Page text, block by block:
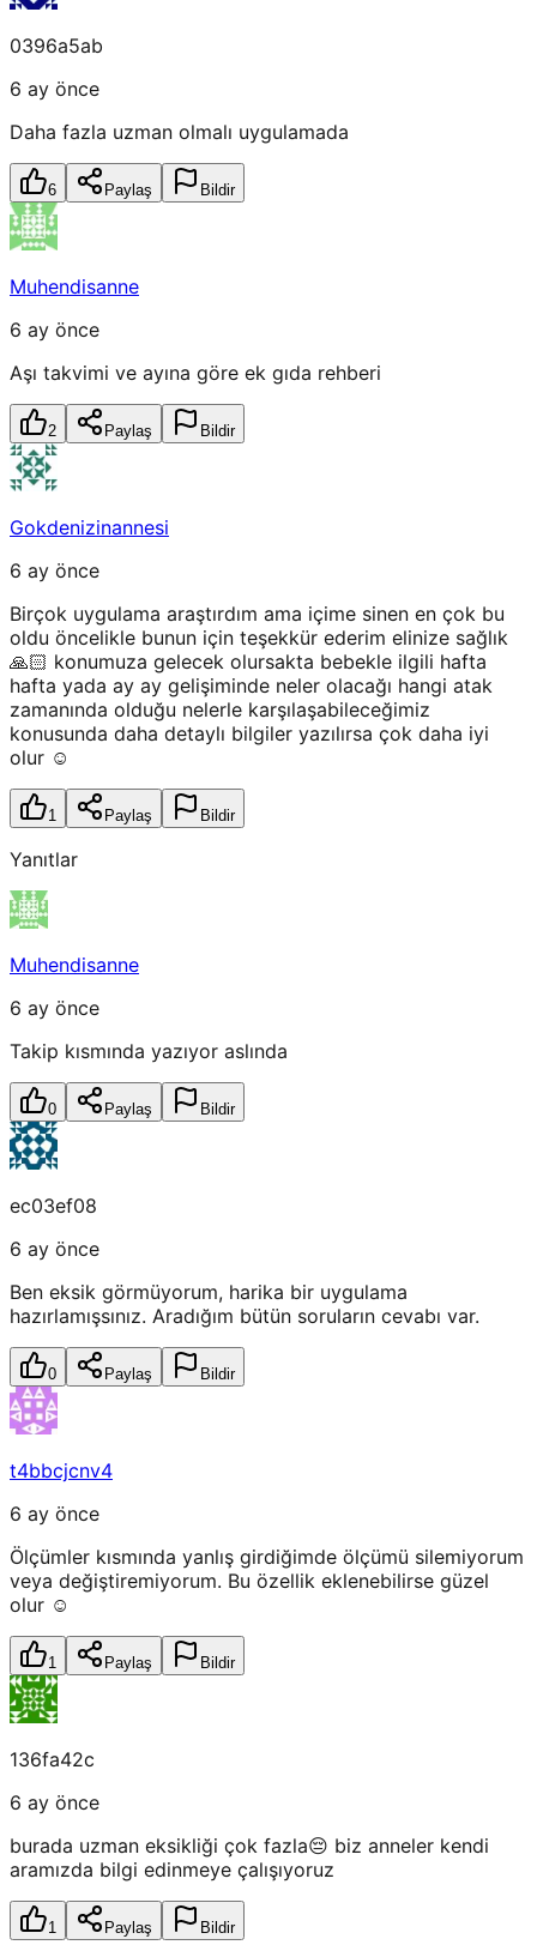
0396a5ab
6 ay önce
Daha fazla uzman olmalı uygulamada
6 Paylaş Bildir
Muhendisanne
6 ay önce
Aşı takvimi ve ayına göre ek gıda rehberi
2 Paylaş Bildir
Gokdenizinannesi
6 ay önce
Birçok uygulama araştırdım ama içime sinen en çok bu
oldu öncelikle bunun için teşekkür ederim elinize sağlık
🙏🏻 konumuza gelecek olursakta bebekle ilgili hafta
hafta yada ay ay gelişiminde neler olacağı hangi atak
zamanında olduğu nelerle karşılaşabileceğimiz
konusunda daha detaylı bilgiler yazılırsa çok daha iyi
olur ☺️
1 Paylaş Bildir
Yanıtlar
Muhendisanne
6 ay önce
Takip kısmında yazıyor aslında
0 Paylaş Bildir
ec03ef08
6 ay önce
Ben eksik görmüyorum, harika bir uygulama
hazırlamışsınız. Aradığım bütün soruların cevabı var.
0 Paylaş Bildir
t4bbcjcnv4
6 ay önce
Ölçümler kısmında yanlış girdiğimde ölçümü silemiyorum
veya değiştiremiyorum. Bu özellik eklenebilirse güzel
olur ☺️
1 Paylaş Bildir
136fa42c
6 ay önce
burada uzman eksikliği çok fazla😔 biz anneler kendi
aramızda bilgi edinmeye çalışıyoruz
1 Paylaş Bildir